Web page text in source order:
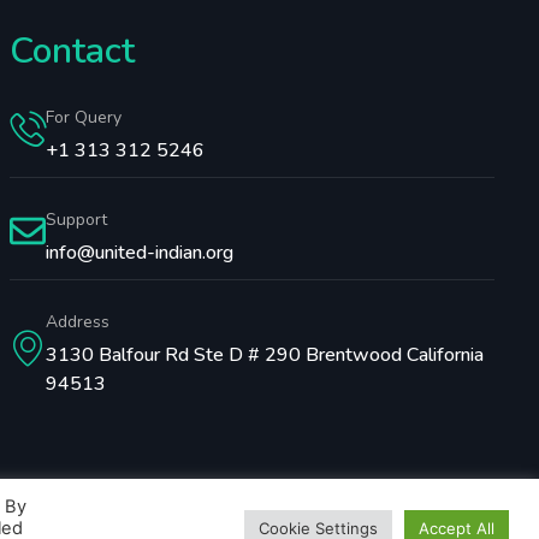
Contact
For Query
+1 313 312 5246
Support
info@united-indian.org
Address
3130 Balfour Rd Ste D # 290 Brentwood California
94513
By
Cookie Settings Accept All